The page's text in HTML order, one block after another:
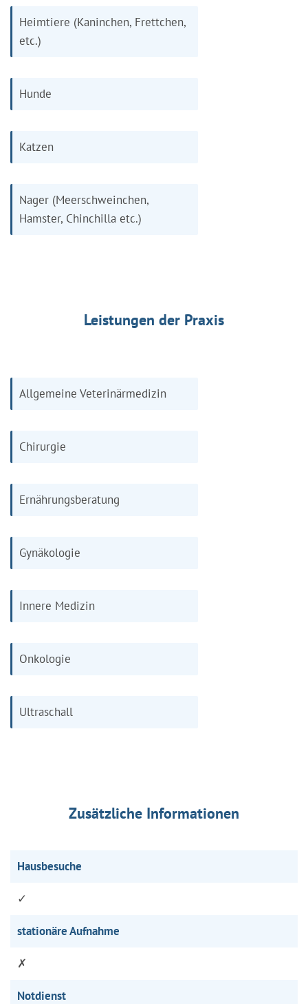
Heimtiere (Kaninchen, Frettchen,
etc.)
Hunde
Katzen
Nager (Meerschweinchen,
Hamster, Chinchilla etc.)
Leistungen der Praxis
Allgemeine Veterinärmedizin
Chirurgie
Ernährungsberatung
Gynäkologie
Innere Medizin
Onkologie
Ultraschall
Zusätzliche Informationen
Hausbesuche
✓
stationäre Aufnahme
✗
Notdienst